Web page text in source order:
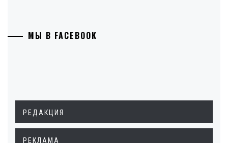
МЫ В FACEBOOK
РЕДАКЦИЯ
РЕКЛАМА